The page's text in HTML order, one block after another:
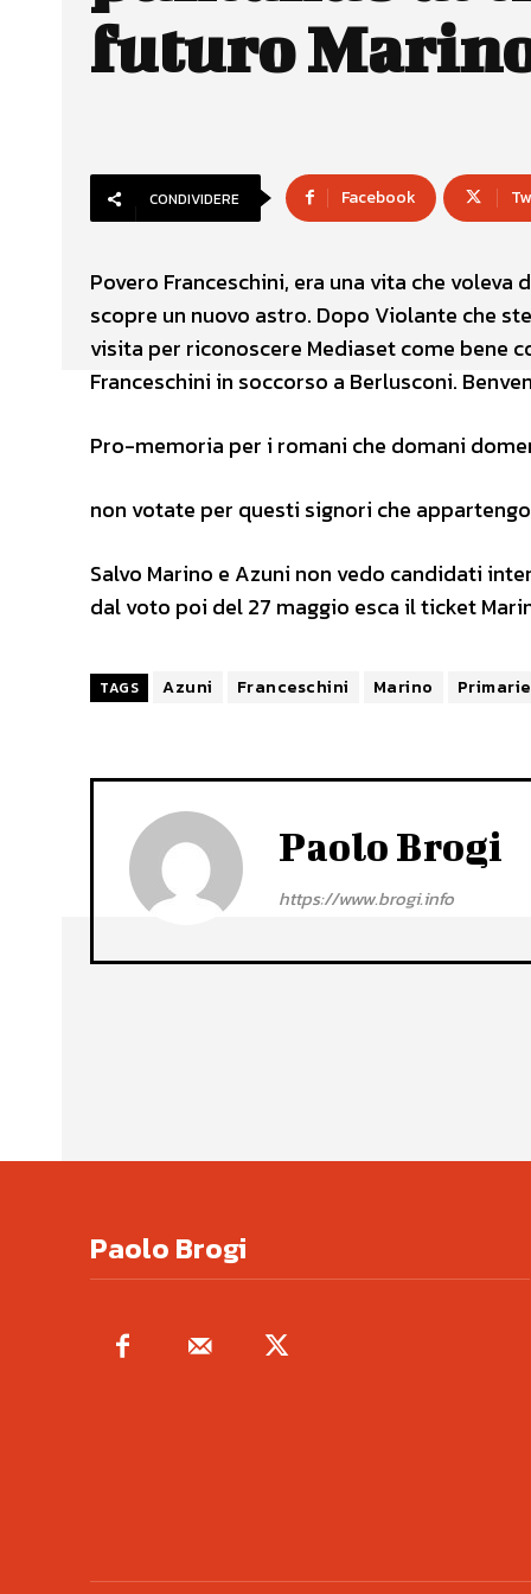
futuro
CONDIVIDERE Facebook
Povero Franceschini, era una vita che
scopre un nuovo astro. Dopo Violante che
visita per riconoscere Mediaset come bene
Franceschini in soccorso a Berlusconi.
Pro-memoria per i romani che domani
non votate per questi signori che
Salvo Marino e Azuni non vedo candidati
dal voto poi del 27 maggio esca il ticket
TAGS Azuni Franceschini Marino
Paolo Brogi
https://www.brogi.info
Paolo Brogi